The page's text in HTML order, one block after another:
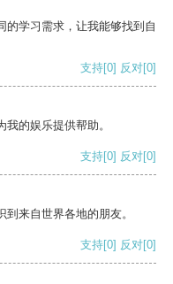
的学习需求，让我能够找到自
支持[0] 反对[0]
的娱乐提供帮助。
支持[0] 反对[0]
来自世界各地的朋友。
支持[0] 反对[0]